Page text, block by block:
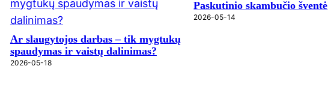
Ar slaugytojos darbas – tik mygtukų
spaudymas ir vaistų dalinimas?
2026-05-18
Paskutinio skambučio šventė
2026-05-14